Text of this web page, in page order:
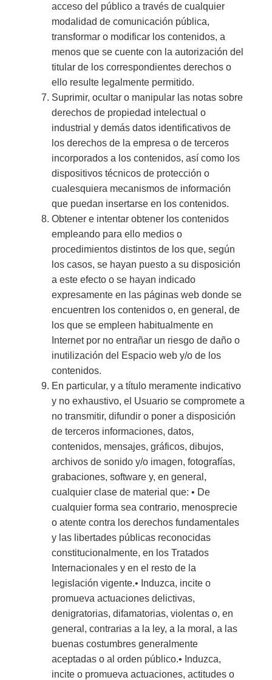
acceso del público a través de cualquier
modalidad de comunicación pública,
transformar o modificar los contenidos, a
menos que se cuente con la autorización del
titular de los correspondientes derechos o
ello resulte legalmente permitido.
Suprimir, ocultar o manipular las notas sobre
derechos de propiedad intelectual o
industrial y demás datos identificativos de
los derechos de la empresa o de terceros
incorporados a los contenidos, así como los
dispositivos técnicos de protección o
cualesquiera mecanismos de información
que puedan insertarse en los contenidos.
Obtener e intentar obtener los contenidos
empleando para ello medios o
procedimientos distintos de los que, según
los casos, se hayan puesto a su disposición
a este efecto o se hayan indicado
expresamente en las páginas web donde se
encuentren los contenidos o, en general, de
los que se empleen habitualmente en
Internet por no entrañar un riesgo de daño o
inutilización del Espacio web y/o de los
contenidos.
En particular, y a título meramente indicativo
y no exhaustivo, el Usuario se compromete a
no transmitir, difundir o poner a disposición
de terceros informaciones, datos,
contenidos, mensajes, gráficos, dibujos,
archivos de sonido y/o imagen, fotografías,
grabaciones, software y, en general,
cualquier clase de material que: • De
cualquier forma sea contrario, menosprecie
o atente contra los derechos fundamentales
y las libertades públicas reconocidas
constitucionalmente, en los Tratados
Internacionales y en el resto de la
legislación vigente.• Induzca, incite o
promueva actuaciones delictivas,
denigratorias, difamatorias, violentas o, en
general, contrarias a la ley, a la moral, a las
buenas costumbres generalmente
aceptadas o al orden público.• Induzca,
incite o promueva actuaciones, actitudes o